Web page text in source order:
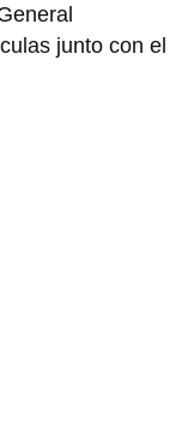
junto con el